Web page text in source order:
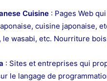
Cuisine : Pages Web
cuisine japonaise,
le wasabi, etc. Nourriture
: Sites et entreprises qui
le langage de